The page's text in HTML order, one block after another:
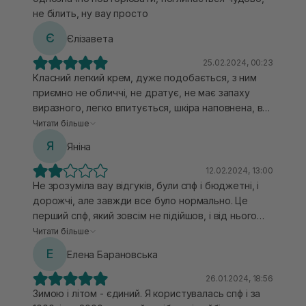
не білить, ну вау просто
Є Єлізавета
25.02.2024, 00:23
Класний легкий крем, дуже подобається, з ним
приємно не обличчі, не дратує, не має запаху
виразного, легко впитується, шкіра наповнена, в
кого суха або схильна до сухості шкіра, можна
що деякі дівчата наносять спочатку звичайний
крем, а потім сонцезахисний, то тут точно не
потрібно. Добре зволожує, з ним шкіра гарна, не
хочеться зверху щось наносити насправді.
Повторю крем)
Читати більше
Я Яніна
12.02.2024, 13:00
Не зрозуміла вау відгуків, були спф і бюджетні, і
дорожчі, але завжди все було нормально. Це
перший спф, який зовсім не підійшов, і від нього
починало пекти обличчя, саме після нанесення
спф
Читати більше
Е Елена Барановська
26.01.2024, 18:56
Зимою і літом - єдиний. Я користувалась спф і за